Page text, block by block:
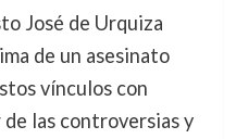
José de Urquiza
de un asesinato
vínculos con
de las controversias y